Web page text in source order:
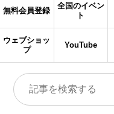
無料会員登録
全国のイベン
ト
ウェブショッ
プ
YouTube